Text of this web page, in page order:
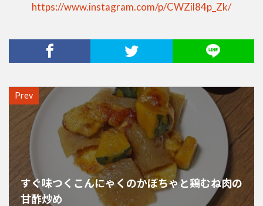
https://www.instagram.com/p/CWZil84p_Zk/
Prev
すぐ味つくこんにゃくのかぼちゃと鶏むね肉の
甘酢炒め